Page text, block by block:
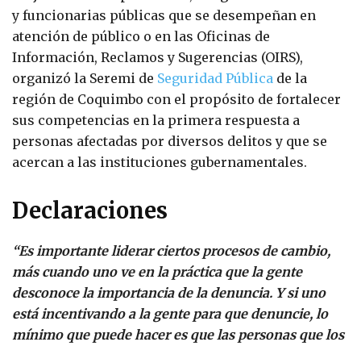
y funcionarias públicas que se desempeñan en
atención de público o en las Oficinas de
Información, Reclamos y Sugerencias (OIRS),
organizó la Seremi de Seguridad Pública de la
región de Coquimbo con el propósito de fortalecer
sus competencias en la primera respuesta a
personas afectadas por diversos delitos y que se
acercan a las instituciones gubernamentales.
Declaraciones
“Es importante liderar ciertos procesos de cambio,
más cuando uno ve en la práctica que la gente
desconoce la importancia de la denuncia. Y si uno
está incentivando a la gente para que denuncie, lo
mínimo que puede hacer es que las personas que los